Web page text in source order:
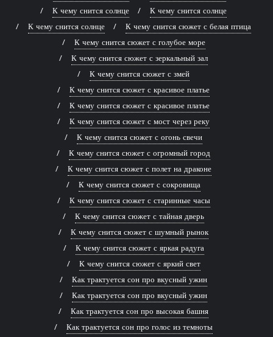
К чему снится солнце
К чему снится солнце
К чему снится солнце
К чему снится сюжет с белая птица
К чему снится сюжет с голубое море
К чему снится сюжет с зеркальный зал
К чему снится сюжет с змей
К чему снится сюжет с красивое платье
К чему снится сюжет с красивое платье
К чему снится сюжет с мост через реку
К чему снится сюжет с огонь свечи
К чему снится сюжет с огромный город
К чему снится сюжет с полет на драконе
К чему снится сюжет с сокровища
К чему снится сюжет с старинные часы
К чему снится сюжет с тайная дверь
К чему снится сюжет с шумный рынок
К чему снится сюжет с яркая радуга
К чему снится сюжет с яркий свет
Как трактуется сон про вкусный ужин
Как трактуется сон про вкусный ужин
Как трактуется сон про высокая башня
Как трактуется сон про голос из темноты